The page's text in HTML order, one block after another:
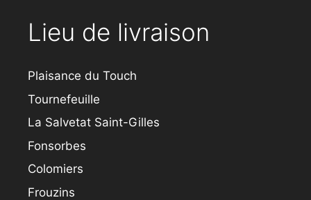
Lieu de livraison
Plaisance du Touch
Tournefeuille
La Salvetat Saint-Gilles
Fonsorbes
Colomiers
Frouzins